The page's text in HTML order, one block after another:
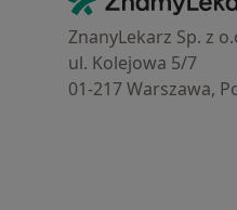
ZnanyLekarz Sp. z
ul. Kolejowa 5/7
01-217 Warszawa,